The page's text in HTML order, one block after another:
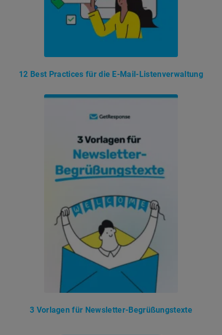
12 Best Practices für die E-Mail-Listenverwaltung
3 Vorlagen für Newsletter-Begrüßungstexte